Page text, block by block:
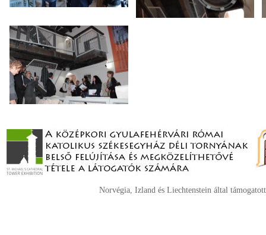
Norvégia, Izland és Liechtenstein által